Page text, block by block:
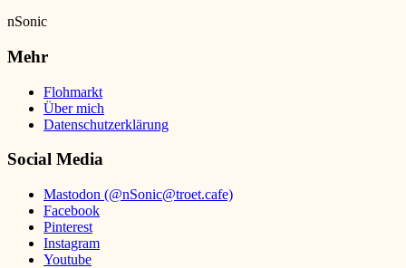
nSonic
Mehr
Flohmarkt
Über mich
Datenschutzerklärung
Social Media
Mastodon (@nSonic@troet.cafe)
Facebook
Pinterest
Instagram
Youtube